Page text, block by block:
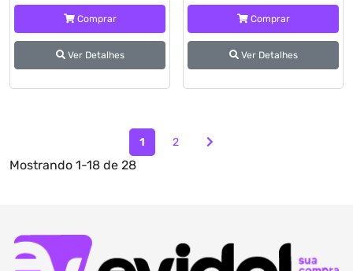
Comprar
Ver Detalhes
Comprar
Ver Detalhes
1 2
Mostrando 1-18 de 28